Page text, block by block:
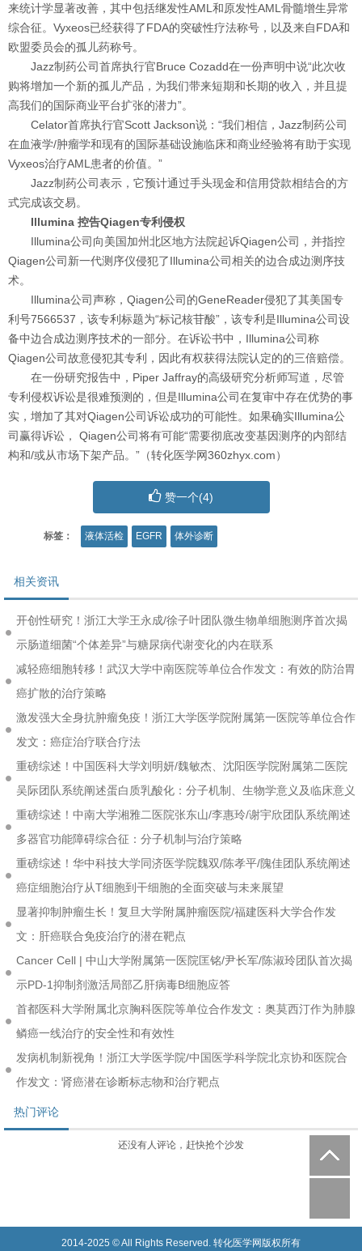
来统计学显著改善，其中包括继发性AML和原发性AML骨髓增生异常
综合征。Vyxeos已经获得了FDA的突破性疗法称号，以及来自FDA和
欧盟委员会的孤儿药称号。
Jazz制药公司首席执行官Bruce Cozadd在一份声明中说“此次收
购将增加一个新的孤儿产品，为我们带来短期和长期的收入，并且提
高我们的国际商业平台扩张的潜力”。
Celator首席执行官Scott Jackson说：“我们相信，Jazz制药公司
在血液学/肿瘤学和现有的国际基础设施临床和商业经验将有助于实现
Vyxeos治疗AML患者的价值。”
Jazz制药公司表示，它预计通过手头现金和信用贷款相结合的方
式完成该交易。
Illumina 控告Qiagen专利侵权
Illumina公司向美国加州北区地方法院起诉Qiagen公司，并指控
Qiagen公司新一代测序仪侵犯了Illumina公司相关的边合成边测序技
术。
Illumina公司声称，Qiagen公司的GeneReader侵犯了其美国专
利号7566537，该专利标题为“标记核苷酸”，该专利是Illumina公司设
备中边合成边测序技术的一部分。在诉讼书中，Illumina公司称
Qiagen公司故意侵犯其专利，因此有权获得法院认定的的三倍赔偿。
在一份研究报告中，Piper Jaffray的高级研究分析师写道，尽管
专利侵权诉讼是很难预测的，但是Illumina公司在复审中存在优势的事
实，增加了其对Qiagen公司诉讼成功的可能性。如果确实Illumina公
司赢得诉讼， Qiagen公司将有可能“需要彻底改变基因测序的内部结
构和/或从市场下架产品。”（转化医学网360zhyx.com）
赞一个(4)
标签： 液体活检 EGFR 体外诊断
相关资讯
开创性研究！浙江大学王永成/徐子叶团队微生物单细胞测序首次揭
示肠道细菌“个体差异”与糖尿病代谢变化的内在联系
减轻癌细胞转移！武汉大学中南医院等单位合作发文：有效的防治胃
癌扩散的治疗策略
激发强大全身抗肿瘤免疫！浙江大学医学院附属第一医院等单位合作
发文：癌症治疗联合疗法
重磅综述！中国医科大学刘明妍/魏敏杰、沈阳医学院附属第二医院
吴际团队系统阐述蛋白质乳酸化：分子机制、生物学意义及临床意义
重磅综述！中南大学湘雅二医院张东山/李惠玲/谢宇欣团队系统阐述
多器官功能障碍综合征：分子机制与治疗策略
重磅综述！华中科技大学同济医学院魏双/陈孝平/隗佳团队系统阐述
癌症细胞治疗从T细胞到干细胞的全面突破与未来展望
显著抑制肿瘤生长！复旦大学附属肿瘤医院/福建医科大学合作发
文：肝癌联合免疫治疗的潜在靶点
Cancer Cell | 中山大学附属第一医院匡铭/尹长军/陈淑玲团队首次揭
示PD-1抑制剂激活局部乙肝病毒B细胞应答
首都医科大学附属北京胸科医院等单位合作发文：奥莫西汀作为肺腺
鳞癌一线治疗的安全性和有效性
发病机制新视角！浙江大学医学院/中国医学科学院北京协和医院合
作发文：肾癌潜在诊断标志物和治疗靶点
热门评论
还没有人评论，赶快抢个沙发
2014-2025 © All Rights Reserved. 转化医学网版权所有